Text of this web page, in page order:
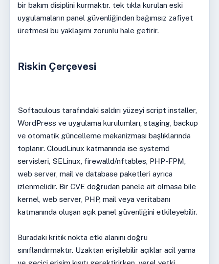
bir bakım disiplini kurmaktır. tek tıkla kurulan eski
uygulamaların panel güvenliğinden bağımsız zafiyet
üretmesi bu yaklaşımı zorunlu hale getirir.
Riskin Çerçevesi
Softaculous tarafındaki saldırı yüzeyi script installer,
WordPress ve uygulama kurulumları, staging, backup
ve otomatik güncelleme mekanizması başlıklarında
toplanır. CloudLinux katmanında ise systemd
servisleri, SELinux, firewalld/nftables, PHP-FPM,
web server, mail ve database paketleri ayrıca
izlenmelidir. Bir CVE doğrudan panele ait olmasa bile
kernel, web server, PHP, mail veya veritabanı
katmanında oluşan açık panel güvenliğini etkileyebilir.
Buradaki kritik nokta etki alanını doğru
sınıflandırmaktır. Uzaktan erişilebilir açıklar acil yama